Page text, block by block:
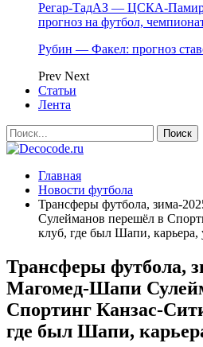
Регар-ТадАЗ — ЦСКА-Памир.
прогноз на футбол,
Рубин — Факел: прогноз
Prev Next
Статьи
Лента
Главная
Новости футбола
Трансферы футбола, зима-
Сулейманов перешёл в
клуб, где был Шапи, карьера,
Трансферы футбола,
Магомед-Шапи
Спортинг Канзас-
где был Шапи,